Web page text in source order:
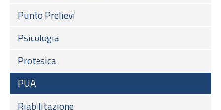
Punto Prelievi
Psicologia
Protesica
PUA
Riabilitazione